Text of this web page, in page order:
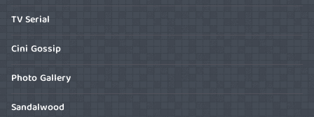
TV Serial
Cini Gossip
Photo Gallery
Sandalwood